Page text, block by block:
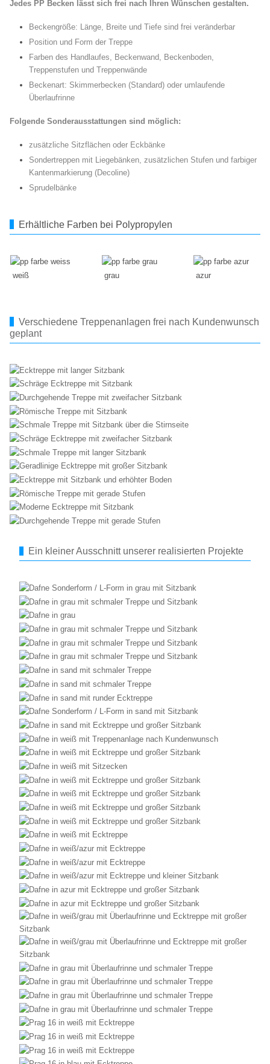
Jedes PP Becken lässt sich frei nach Ihren Wünschen gestalten.
Beckengröße: Länge, Breite und Tiefe sind frei veränderbar
Position und Form der Treppe
Farben des Handlaufes, Beckenwand, Beckenboden,
Treppenstufen und Treppenwände
Beckenart: Skimmerbecken (Standard) oder umlaufende
Überlaufrinne
Folgende Sonderausstattungen sind möglich:
zusätzliche Sitzflächen oder Eckbänke
Sondertreppen mit Liegebänken, zusätzlichen Stufen und farbiger
Kantenmarkierung (Decoline)
Sprudelbänke
Erhältliche Farben bei Polypropylen
weiß grau azur
Verschiedene Treppenanlagen frei nach Kundenwunsch
geplant
Ein kleiner Ausschnitt unserer realisierten Projekte